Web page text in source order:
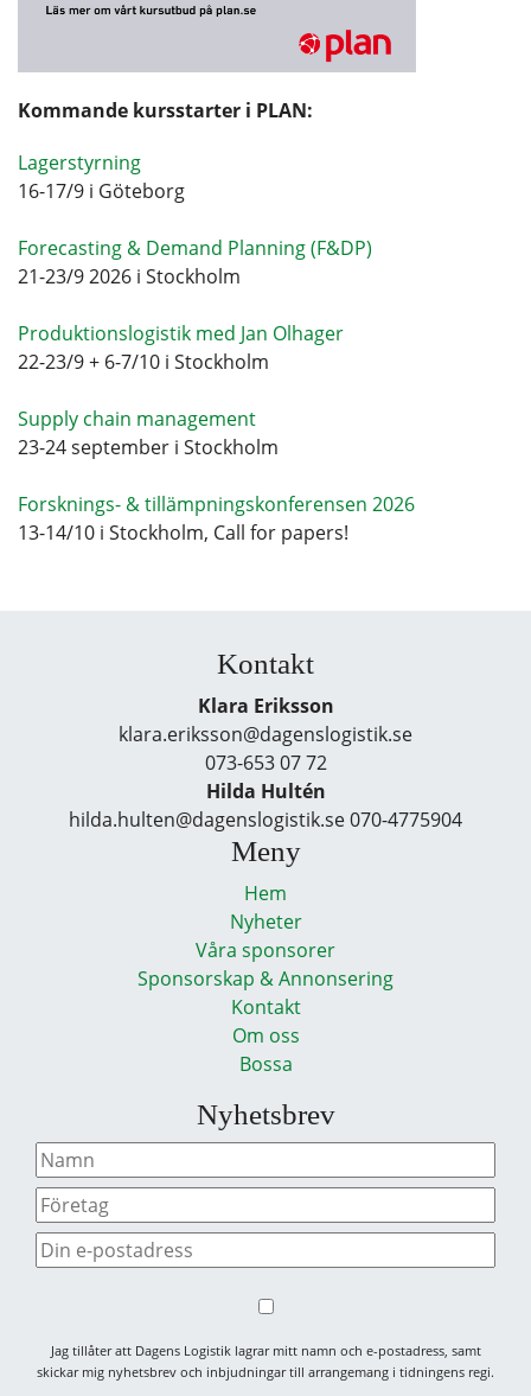
Kommande kursstarter i PLAN:
Lagerstyrning
16-17/9 i Göteborg
Forecasting & Demand Planning (F&DP)
21-23/9 2026 i Stockholm
Produktionslogistik med Jan Olhager
22-23/9 + 6-7/10 i Stockholm
Supply chain management
23-24 september i Stockholm
Forsknings- & tillämpningskonferensen 2026
13-14/10 i Stockholm, Call for papers!
Kontakt
Klara Eriksson
klara.eriksson@dagenslogistik.se
073-653 07 72
Hilda Hultén
hilda.hulten@dagenslogistik.se 070-4775904
Meny
Hem
Nyheter
Våra sponsorer
Sponsorskap & Annonsering
Kontakt
Om oss
Bossa
Nyhetsbrev
Jag tillåter att Dagens Logistik lagrar mitt namn och e-postadress, samt
skickar mig nyhetsbrev och inbjudningar till arrangemang i tidningens regi.